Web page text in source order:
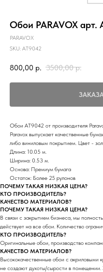
Обои PARAVOX арт.
PARAVOX
SKU: AT9042
800,00 р. 3500,00 р.
Обои AT9042 от производителя
Paravox выпускает качественные
либо виниловым покрытием. Цвет -
Длина: 10.05 м.
Ширина: 0.53 м.
Основа: Премиум бумага
Остаток: Более 25 рулонов
ПОЧЕМУ ТАКАЯ НИЗКАЯ ЦЕНА?
КТО ПРОИЗВОДИТЕЛЬ?
КАЧЕСТВО МАТЕРИАЛОВ?
ПОЧЕМУ ТАКАЯ НИЗКАЯ ЦЕНА?
В связи с закрытием бизнеса, мы
действует на все обои. Количество
КТО ПРОИЗВОДИТЕЛЬ?
Оригинальные обои, производство
КАЧЕСТВО МАТЕРИАЛОВ?
Высококачественные обои с
не создают духоты/сырости в